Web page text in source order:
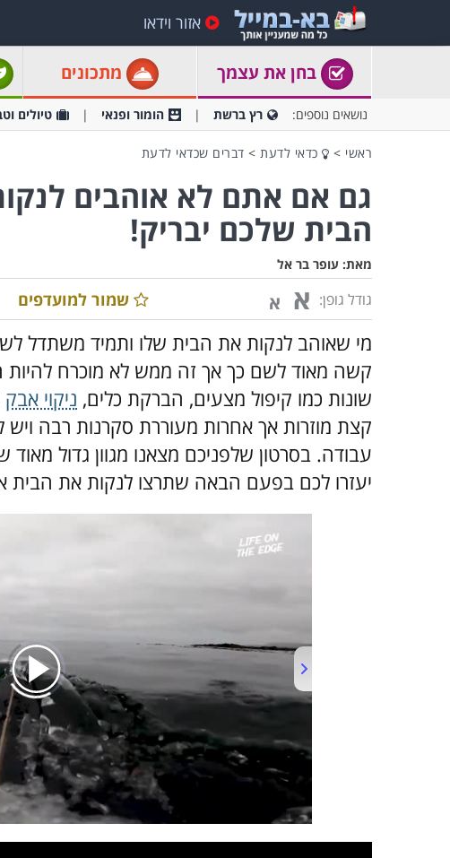
אזור וידאו
בחן את עצמך מתכונים
נושאים נוספים: רץ ברשת הומור ופנאי טיולים
ראשי > כדאי לדעת > דברים שכדאי לדעת
גם אם אתם לא אוהבים
הבית שלכם יבריק!
מאת: עופר בר אל
גודל גופן: א א שמור למועדפים
מי שאוהב לנקות את הבית שלו ותמיד משתדל
קשה מאוד לשם כך אך זה ממש לא מוכרח להיות
שונות כמו קיפול מצעים, הברקת כלים, ניקוי אבק
קצת מוזרות אך אחרות מעוררת סקרנות רבה ויש
עבודה. בסרטון שלפניכם מצאנו מגוון גדול
יעזרו לכם בפעם הבאה שתרצו לנקות את